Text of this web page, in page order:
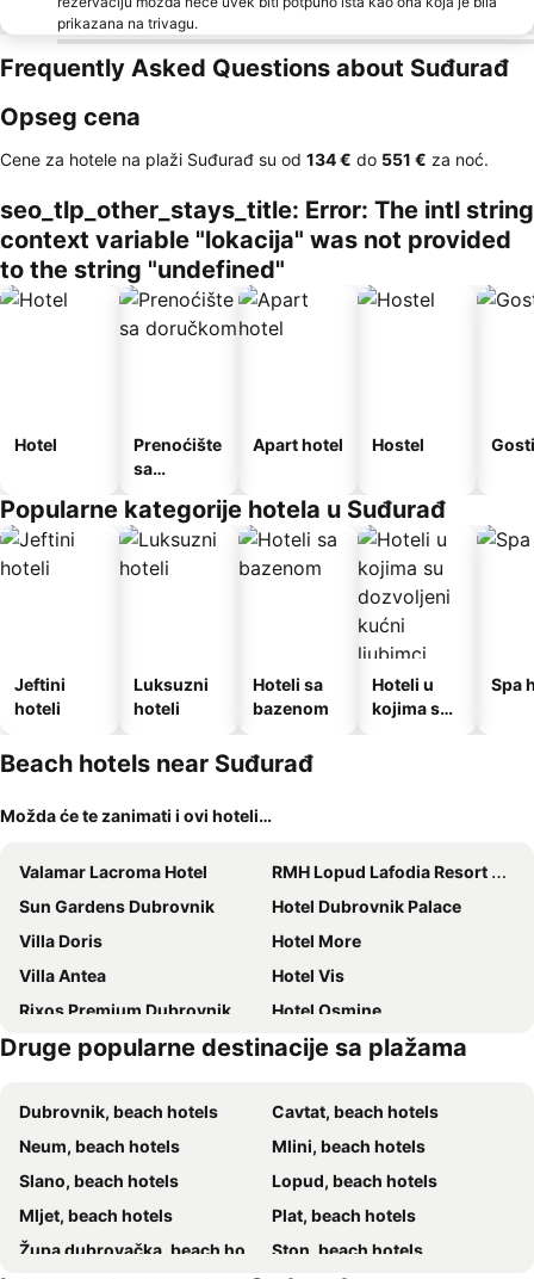
prikazana na trivagu.
Frequently Asked Questions about Suđurađ
Opseg cena
Cene za hotele na plaži Suđurađ su od ‎134 € do ‎551 € za noć.
seo_tlp_other_stays_title: Error: The intl string
context variable "lokacija" was not provided
to the string "undefined"
Hotel
Prenoćište
sa
Apart hotel Hostel
Popularne kategorije hotela u Suđurađ
Jeftini
hoteli
Luksuzni
hoteli
Hoteli sa
bazenom
Hoteli u
kojima su
Spa
Beach hotels near Suđurađ
Možda će te zanimati i ovi hoteli…
Valamar Lacroma Hotel
RMH Lopud Lafodia Resort & Wellness
Sun Gardens Dubrovnik
Hotel Dubrovnik Palace
Villa Doris
Hotel More
Villa Antea
Hotel Vis
Rixos Premium Dubrovnik
Hotel Osmine
Hotel Bozica
Hotel Royal Neptun
Admiral Grand Hotel
Royal Princess Hotel
Hotel Splendid
TUI BLUE Kalamota Island
President Hotel, Valamar Collection
Dubrovnik
Hotel Komodor
Royal Palm
Guest House Pavkovic
Valamar Tirena Hotel
Druge popularne destinacije sa plažama
Dubrovnik, beach hotels
Cavtat, beach hotels
Neum, beach hotels
Mlini, beach hotels
Slano, beach hotels
Lopud, beach hotels
Mljet, beach hotels
Plat, beach hotels
Župa dubrovačka, beach hotels
Ston, beach hotels